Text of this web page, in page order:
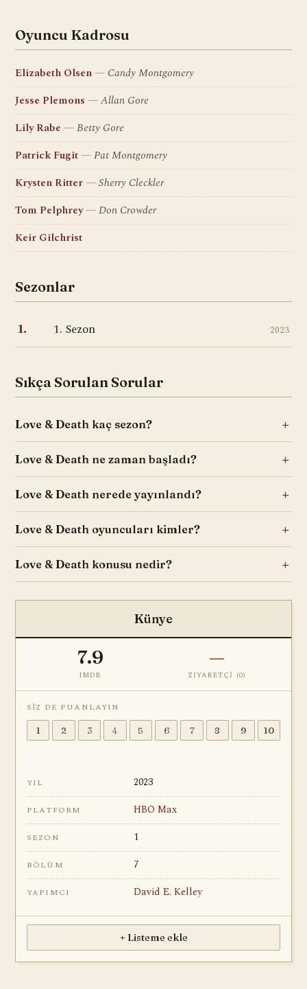
Oyuncu Kadrosu
Elizabeth Olsen
Candy Montgomery
Jesse Plemons
Allan Gore
Lily Rabe
Betty Gore
Patrick Fugit
Pat Montgomery
Krysten Ritter
Sherry Cleckler
Tom Pelphrey
Don Crowder
Keir Gilchrist
Sezonlar
1. 1. Sezon 2023
Sıkça Sorulan Sorular
Love & Death kaç sezon?
Love & Death ne zaman başladı?
Love & Death nerede yayınlandı?
Love & Death oyuncuları kimler?
Love & Death konusu nedir?
Künye
7.9
IMDB
—
ZIYARETÇI (0)
SIZ DE PUANLAYIN
1 2 3 4 5 6 7 8 9 10
YIL 2023
PLATFORM HBO Max
SEZON 1
BÖLÜM 7
YAPIMCI David E. Kelley
+ Listeme ekle